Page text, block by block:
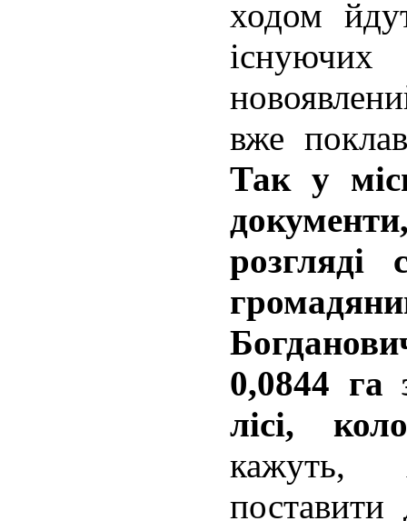
ходом
вже
Так у
розгляді
0,0844 га
лісі,
кажуть,